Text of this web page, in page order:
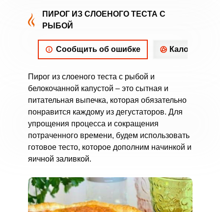
ПИРОГ ИЗ СЛОЕНОГО ТЕСТА С
РЫБОЙ
Сообщить об ошибке
Пирог из слоеного теста с рыбой и
белокочанной капустой – это сытная и
питательная выпечка, которая обязательно
понравится каждому из дегустаторов. Для
упрощения процесса и сокращения
потраченного времени, будем использовать
готовое тесто, которое дополним начинкой и
яичной заливкой.